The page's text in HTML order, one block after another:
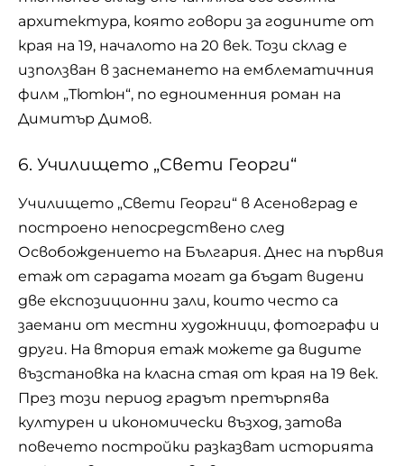
архитектура, която говори за годините от
края на 19, началото на 20 век. Този склад е
използван в заснемането на емблематичния
филм „Тютюн“, по едноименния роман на
Димитър Димов.
6. Училището „Свети Георги“
Училището „Свети Георги“ в Асеновград е
построено непосредствено след
Освобождението на България. Днес на първия
етаж от сградата могат да бъдат видени
две експозиционни зали, които често са
заемани от местни художници, фотографи и
други. На втория етаж можете да видите
възстановка на класна стая от края на 19 век.
През този период градът претърпява
културен и икономически възход, затова
повечето постройки разказват историята